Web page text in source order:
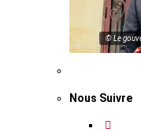
© Le
Nous Suivre